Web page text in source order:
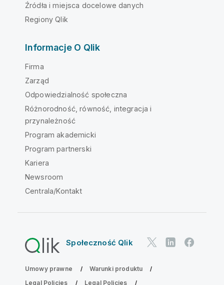
Źródła i miejsca docelowe danych
Regiony Qlik
Informacje O Qlik
Firma
Zarząd
Odpowiedzialność społeczna
Różnorodność, równość, integracja i
przynależność
Program akademicki
Program partnerski
Kariera
Newsroom
Centrala/Kontakt
Społeczność Qlik
Umowy prawne
Warunki produktu
Legal Policies
Legal Policies